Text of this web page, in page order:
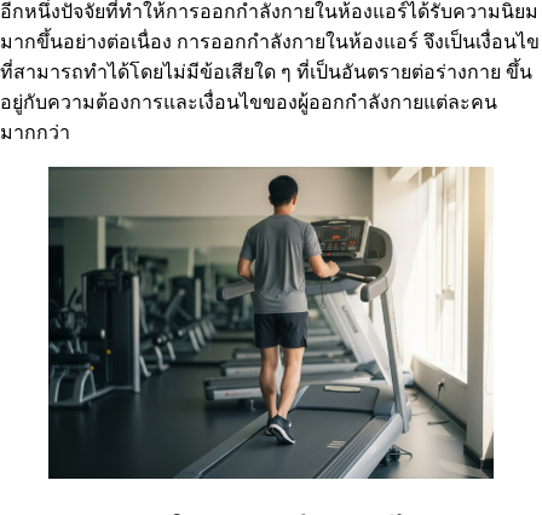
อีกหนึ่งปัจจัยที่ทำให้การออกกำลังกายในห้องแอร์ได้รับความนิยม
มากขึ้นอย่างต่อเนื่อง การออกกำลังกายในห้องแอร์ จึงเป็นเงื่อนไข
ที่สามารถทำได้โดยไม่มีข้อเสียใด ๆ ที่เป็นอันตรายต่อร่างกาย ขึ้น
อยู่กับความต้องการและเงื่อนไขของผู้ออกกำลังกายแต่ละคน
มากกว่า